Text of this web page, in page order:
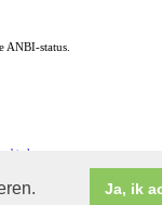
Ja, ik
ANBI-status.